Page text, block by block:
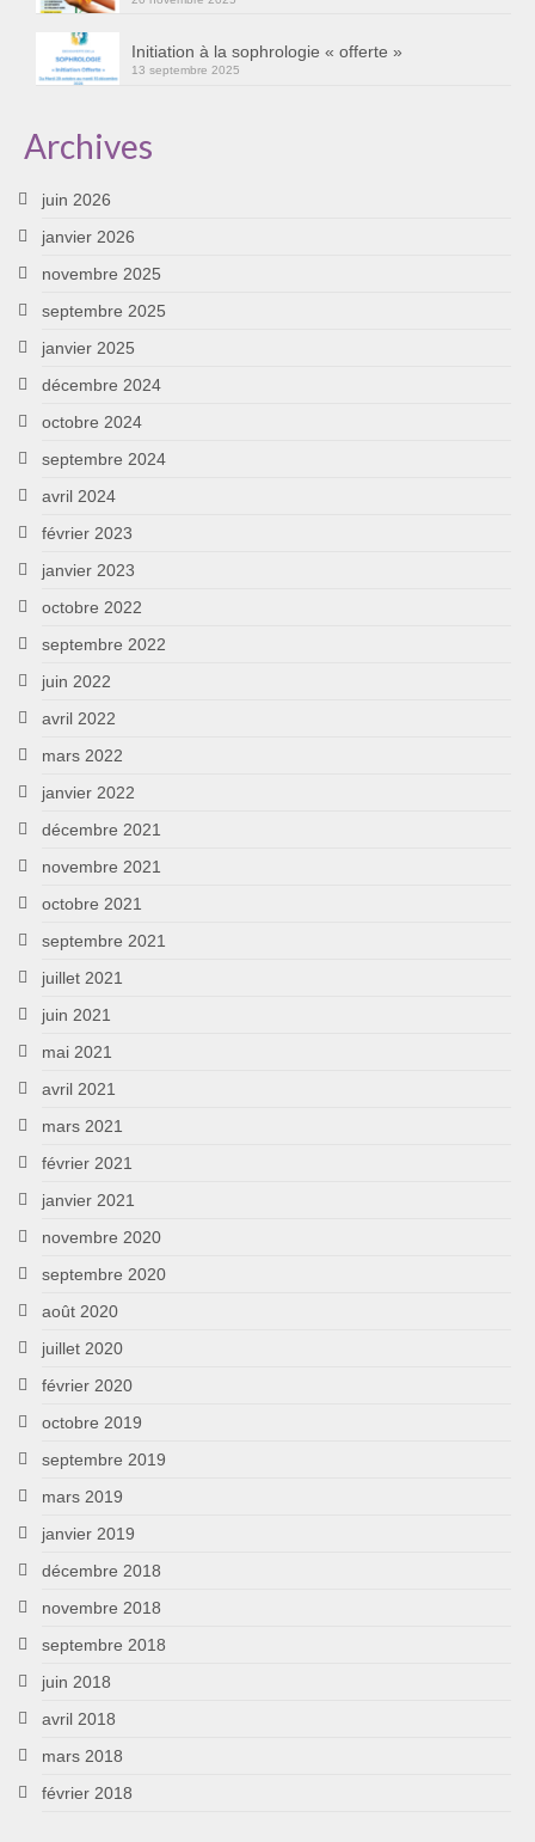
Initiation à la sophrologie « offerte »
13 septembre 2025
Archives
juin 2026
janvier 2026
novembre 2025
septembre 2025
janvier 2025
décembre 2024
octobre 2024
septembre 2024
avril 2024
février 2023
janvier 2023
octobre 2022
septembre 2022
juin 2022
avril 2022
mars 2022
janvier 2022
décembre 2021
novembre 2021
octobre 2021
septembre 2021
juillet 2021
juin 2021
mai 2021
avril 2021
mars 2021
février 2021
janvier 2021
novembre 2020
septembre 2020
août 2020
juillet 2020
février 2020
octobre 2019
septembre 2019
mars 2019
janvier 2019
décembre 2018
novembre 2018
septembre 2018
juin 2018
avril 2018
mars 2018
février 2018